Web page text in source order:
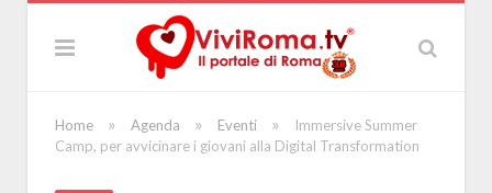
Home » Agenda » Eventi »
Immersive Summer
Camp, per avvicinare i giovani alla Digital Transformation